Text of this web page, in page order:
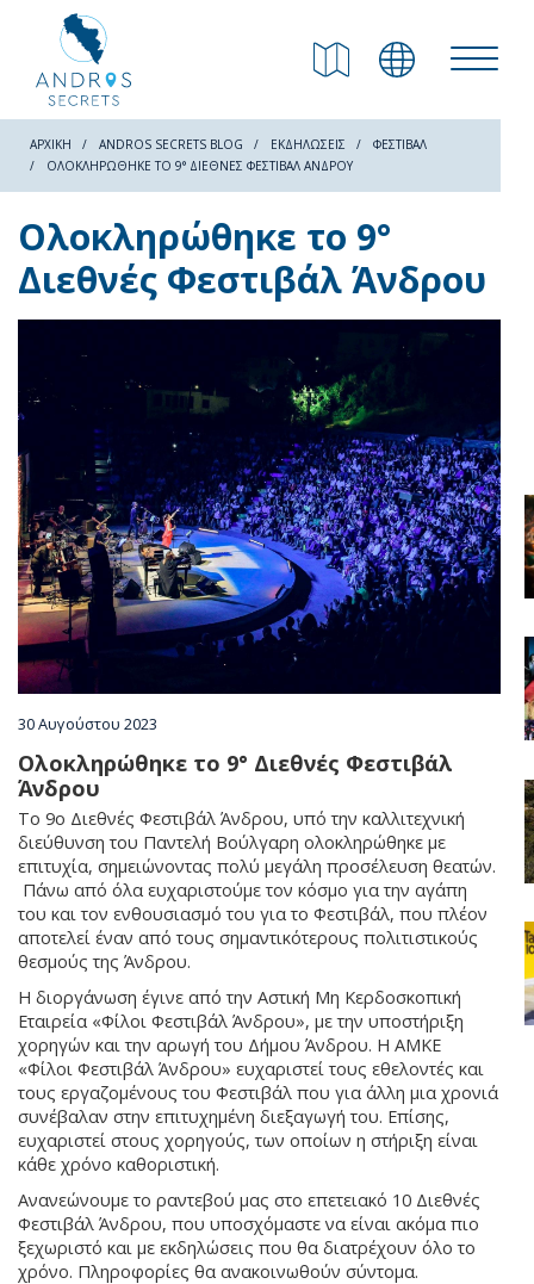
ΕΠΙΣΤΡΟΦΗ
Παραλίες
Φύση
Πολιτισμός
Μονοπάτια
Χωριά
Διαμονή
Φαγητό & Ποτό
Δραστηριότητες
Ενοικιάσεις
Ευεξία & Ομορφιά
Γάμος στην Άνδρο
ΑΡΧΙΚΗ ANDROS SECRETS BLOG ΕΚΔΗΛΏΣΕΙΣ
ΦΕΣΤΙΒΆΛ
ΟΛΟΚΛΗΡΏΘΗΚΕ ΤΟ 9° ΔΙΕΘΝΈΣ ΦΕΣΤΙΒΆΛ ΆΝΔΡΟΥ
Ολοκληρώθηκε το 9°
Διεθνές Φεστιβάλ Άνδρου
30 Αυγούστου 2023
Ολοκληρώθηκε το 9° Διεθνές Φεστιβάλ
Άνδρου
Το 9ο Διεθνές Φεστιβάλ Άνδρου, υπό την καλλιτεχνική
διεύθυνση του Παντελή Βούλγαρη ολοκληρώθηκε με
επιτυχία, σημειώνοντας πολύ μεγάλη προσέλευση θεατών.
Πάνω από όλα ευχαριστούμε τον κόσμο για την αγάπη
του και τον ενθουσιασμό του για το Φεστιβάλ, που πλέον
αποτελεί έναν από τους σημαντικότερους πολιτιστικούς
θεσμούς της Άνδρου.
Η διοργάνωση έγινε από την Αστική Μη Κερδοσκοπική
Εταιρεία «Φίλοι Φεστιβάλ Άνδρου», με την υποστήριξη
χορηγών και την αρωγή του Δήμου Άνδρου. Η ΑΜΚΕ
«Φίλοι Φεστιβάλ Άνδρου» ευχαριστεί τους εθελοντές και
τους εργαζομένους του Φεστιβάλ που για άλλη μια χρονιά
συνέβαλαν στην επιτυχημένη διεξαγωγή του. Επίσης,
ευχαριστεί στους χορηγούς, των οποίων η στήριξη είναι
κάθε χρόνο καθοριστική.
Ανανεώνουμε το ραντεβού μας στο επετειακό 10 Διεθνές
Φεστιβάλ Άνδρου, που υποσχόμαστε να είναι ακόμα πιο
ξεχωριστό και με εκδηλώσεις που θα διατρέχουν όλο το
χρόνο. Πληροφορίες θα ανακοινωθούν σύντομα.